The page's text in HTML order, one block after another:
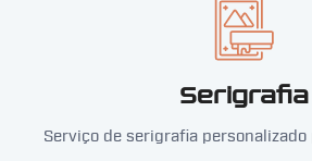
Serigrafia
Serviço de serigrafia